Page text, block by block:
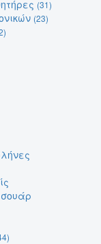
(31)
(23)